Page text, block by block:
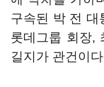
구속된 박 전 대
롯데그룹 회장,
길지가 관건이